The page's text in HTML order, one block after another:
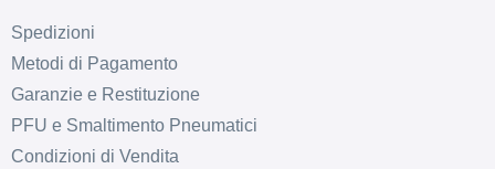
Spedizioni
Metodi di Pagamento
Garanzie e Restituzione
PFU e Smaltimento Pneumatici
Condizioni di Vendita